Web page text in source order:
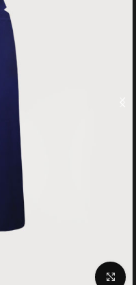
Click to enlarge